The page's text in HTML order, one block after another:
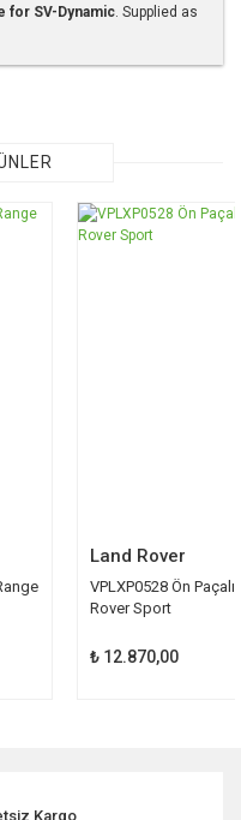
for SV-Dynamic . Supplied as
görüntülenemiyor.
Land Rover
VPLXP0528 Ön
Rover Sport
₺ 12.870,00
Kargo